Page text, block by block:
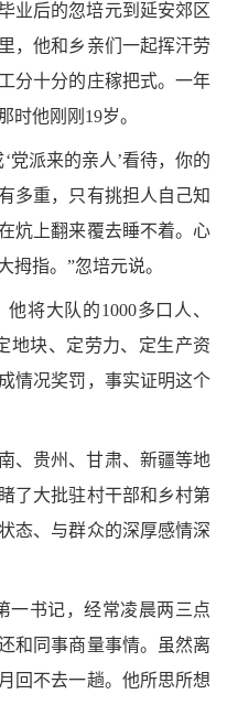
业后的忽培元到延安郊区
，他和乡亲们一起挥汗劳
分十分的庄稼把式。一年
时他刚刚 19岁。
党派来的亲人’看待，你的
多重，只有挑担人自己知
炕上翻来覆去睡不着。心
拇指。”忽培元说。
他将大队的1000多口人、
地块、定劳力、定生产资
情况奖罚，事实证明这个
、贵州、甘肃、新疆等地
了大批驻村干部和乡村第
态、与群众的深厚感情深
一书记，经常凌晨两三点
和同事商量事情。虽然离
回不去一趟。他所思所想